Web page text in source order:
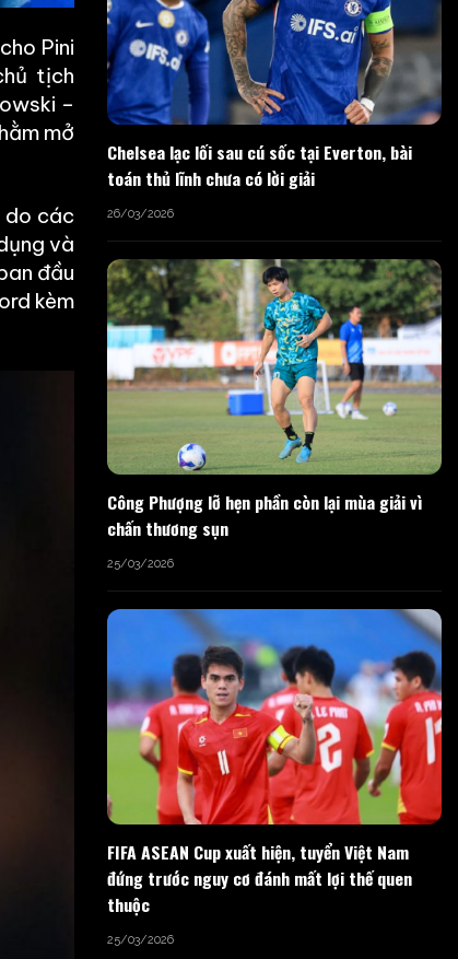
Pini
tịch
–
mở
do các
và
đầu
kèm
Chelsea lạc lối sau cú sốc tại Everton, bài
toán thủ lĩnh chưa có lời giải
26/03/2026
Công Phượng lỡ hẹn phần còn lại mùa giải vì
chấn thương sụn
25/03/2026
FIFA ASEAN Cup xuất hiện, tuyển Việt Nam
đứng trước nguy cơ đánh mất lợi thế quen
thuộc
25/03/2026